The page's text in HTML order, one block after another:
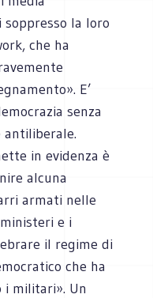
la loro
che ha
E’
senza
antiliberale.
in evidenza è
alcuna
armati nelle
e i
il regime di
che ha
militari». Un